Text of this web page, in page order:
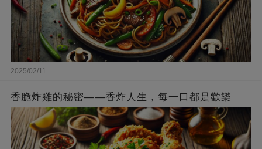
2025/02/11
香脆炸雞的秘密——香炸人生，每一口都是歡樂